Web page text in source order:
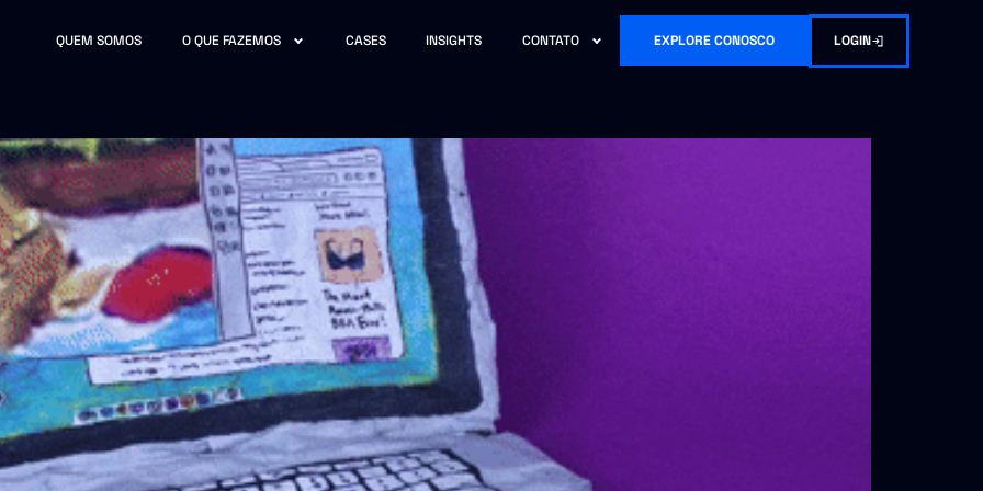
QUEM SOMOS O QUE FAZEMOS CASES INSIGHTS CONTATO EXPLORE CONOSCO LOGIN